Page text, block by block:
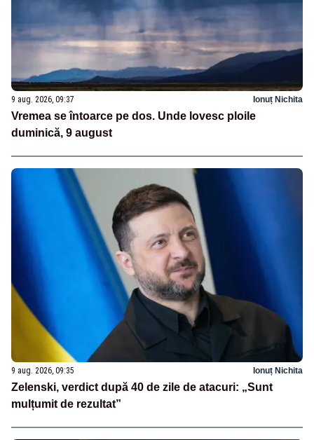
9 aug. 2026, 09:37 Ionuț Nichita
Vremea se întoarce pe dos. Unde lovesc ploile
duminică, 9 august
9 aug. 2026, 09:35 Ionuț Nichita
Zelenski, verdict după 40 de zile de atacuri: „Sunt
mulțumit de rezultat”